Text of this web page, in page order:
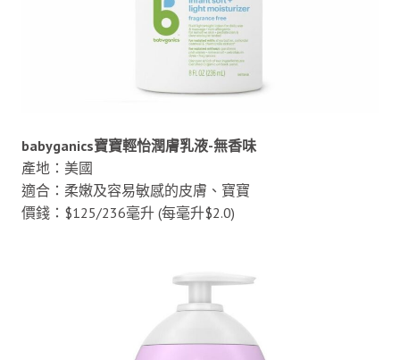
babyganics寶寶輕怡潤膚乳液-無香味
產地：美國
適合：柔嫩及容易敏感的皮膚、寶寶
價錢：$125/236毫升 (每毫升$2.0)